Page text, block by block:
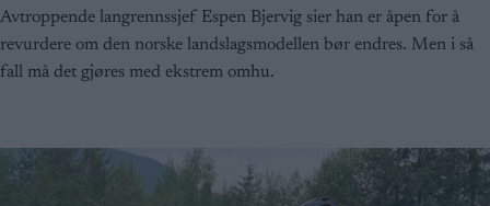
Avtroppende langrennssjef Espen Bjervig sier han er åpen for å
revurdere om den norske landslagsmodellen bør endres. Men i så
fall må det gjøres med ekstrem omhu.